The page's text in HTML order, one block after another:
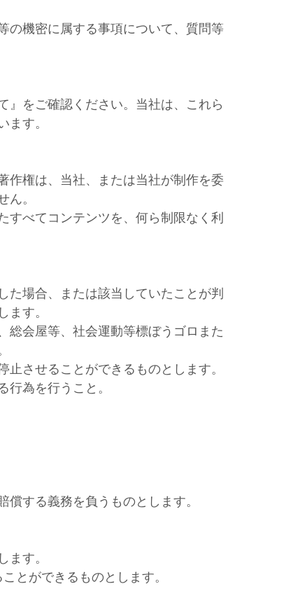
の機密に属する事項について、質問等
』をご確認ください。当社は、これら
す。
作権は、当社、または当社が制作を委
。
すべてコンテンツを、何ら制限なく利
た場合、または該当していたことが判
す。
総会屋等、社会運動等標ぼうゴロまた
させることができるものとします。
為を行うこと。
する義務を負うものとします。
す。
とができるものとします。